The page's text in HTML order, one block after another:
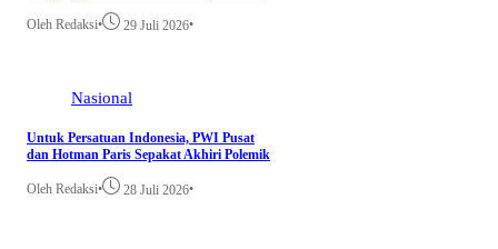
Oleh Redaksi• 29 Juli 2026•
Nasional
Untuk Persatuan Indonesia, PWI Pusat
dan Hotman Paris Sepakat Akhiri Polemik
Oleh Redaksi• 28 Juli 2026•